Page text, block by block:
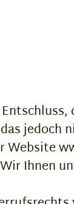
jedoch
Website
Ihnen